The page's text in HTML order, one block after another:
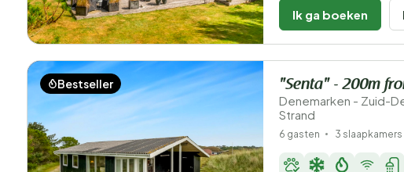
Ik ga boeken
Bestseller "Senta" - 200m
Denemarken - Zuid-
Strand
6 gasten 3 slaapkamers